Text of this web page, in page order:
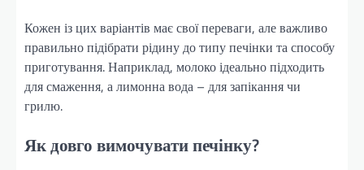
Кожен із цих варіантів має свої переваги, але важливо
правильно підібрати рідину до типу печінки та способу
приготування. Наприклад, молоко ідеально підходить
для смаження, а лимонна вода – для запікання чи
грилю.
Як довго вимочувати печінку?